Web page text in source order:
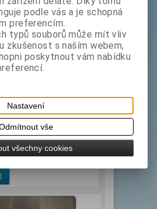
nabídka
1
bez DPH221 Kč
s DPH267,50 Kč
podle vás a je schopná
preferencím.
typů souborů může mít vliv
zkušenost s naším webem,
poskytnout vám nabídku
Nastavení
vše
všechny cookies